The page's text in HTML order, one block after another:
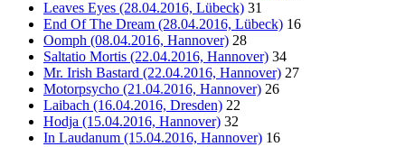
Leaves Eyes (28.04.2016, Lübeck) 31
End Of The Dream (28.04.2016, Lübeck) 16
Oomph (08.04.2016, Hannover) 28
Saltatio Mortis (22.04.2016, Hannover) 34
Mr. Irish Bastard (22.04.2016, Hannover) 27
Motorpsycho (21.04.2016, Hannover) 26
Laibach (16.04.2016, Dresden) 22
Hodja (15.04.2016, Hannover) 32
In Laudanum (15.04.2016, Hannover) 16